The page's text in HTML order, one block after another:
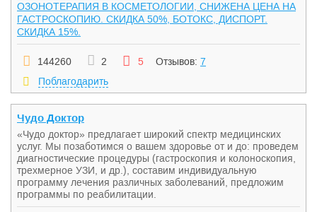
ОЗОНОТЕРАПИЯ В КОСМЕТОЛОГИИ, СНИЖЕНА ЦЕНА НА
ГАСТРОСКОПИЮ. СКИДКА 50%, БОТОКС, ДИСПОРТ.
СКИДКА 15%.
144260 2 5 Отзывов: 7
Поблагодарить
Чудо Доктор
«Чудо доктор» предлагает широкий спектр медицинских
услуг. Мы позаботимся о вашем здоровье от и до: проведем
диагностические процедуры (гастроскопия и колоноскопия,
трехмерное УЗИ, и др.), составим индивидуальную
программу лечения различных заболеваний, предложим
программы по реабилитации.